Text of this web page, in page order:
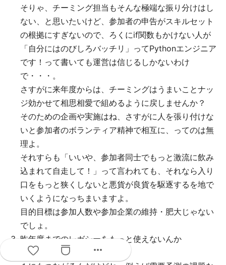
そりゃ、チーミング担当もそんな極端な振り分けはし
ない、と思いたいけど、参加者の申告がスキルセット
の根拠にすぎないので、ろくにif関数もかけない人が
「自分にはのびしろバッチリ」ってPythonエンジニア
です！って書いても運営は信じるしかないわけ
で・・・。
さすがに来年度からは、チーミングはうまいことナッ
ジ効かせて相思相愛で組めるように戻しませんか？
そのための企画や実施はね、さすがに人を張り付けな
いと参加者のボランティア精神で相互に、ってのは無
理よ。
それすらも「いいや、参加者同士でもっと激流に飲み
込まれて自走して！」って言われても、それなら入り
口をもっと狭くしないと悪貨が良貨を駆逐するを地で
いくようになっちまいますよ。
目的目標は参加人数や参加企業の維持・肥大じゃない
でしょ。
昨年度までのレガシーをもっと使えないんか
ね・・・？
more_horiz